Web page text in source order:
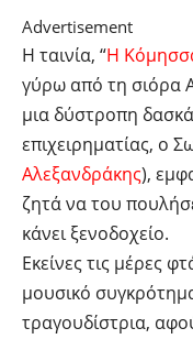
Advertisement
Η ταινία, “Η
γύρω από τη σιόρα
μια δύστροπη
επιχειρηματίας, ο
Αλεξανδράκης),
ζητά να του
κάνει ξενοδοχείο.
Εκείνες τις μέρες
μουσικό
τραγουδίστρια,